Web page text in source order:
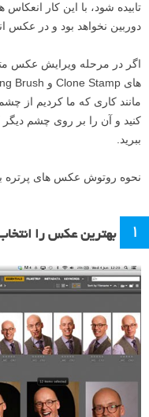
تابیده شود، با این کار
دوربین نخواهد بود و در عکس
اگر در مرحله ویرایش عکس
مانند کاری که ما کردیم از
کنید و آن را بر روی چشم دیگر
ببرید.
نحوه روتوش عکس های
۱ بهترین عکس را